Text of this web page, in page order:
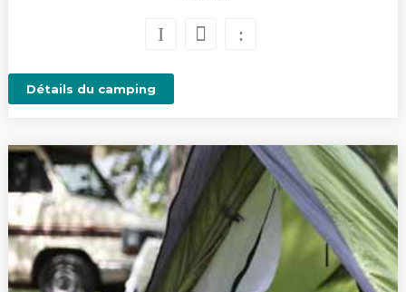
Détails du camping